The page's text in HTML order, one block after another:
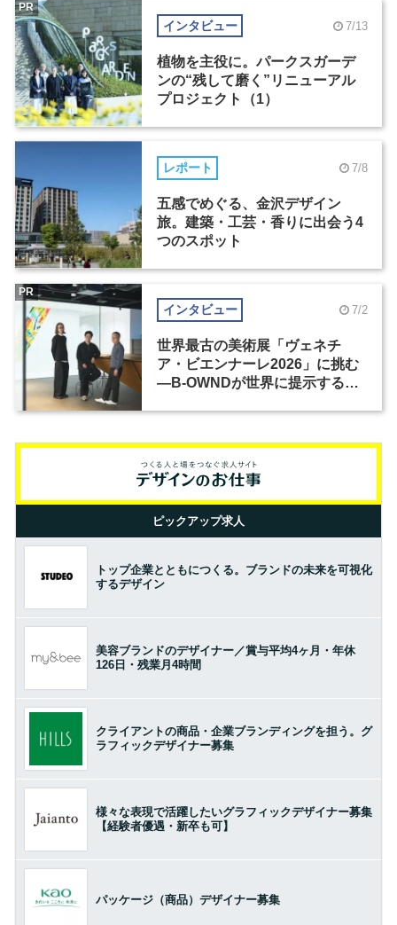
インタビュー 7/13
植物を主役に。パークスガーデ
ンの“残して磨く”リニューアル
プロジェクト（1）
PR
レポート 7/8
五感でめぐる、金沢デザイン
旅。建築・工芸・香りに出会う4
つのスポット
インタビュー 7/2
世界最古の美術展「ヴェネチ
ア・ビエンナーレ2026」に挑む
―B-OWNDが世界に提示する美
PR
ピックアップ求人
トップ企業とともにつくる。ブランドの未来を可視化
するデザイン
美容ブランドのデザイナー／賞与平均4ヶ月・年休
126日・残業月4時間
クライアントの商品・企業ブランディングを担う。グ
ラフィックデザイナー募集
様々な表現で活躍したいグラフィックデザイナー募集
【経験者優遇・新卒も可】
パッケージ（商品）デザイナー募集